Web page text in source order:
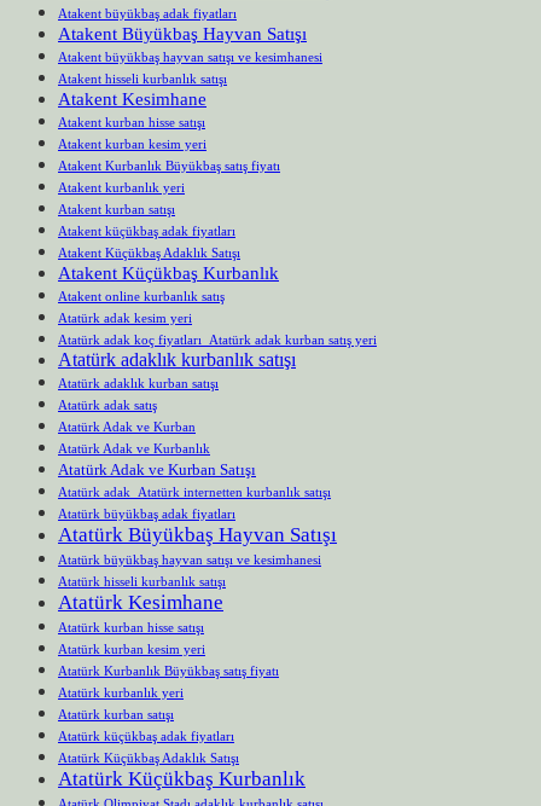
Atakent büyükbaş adak fiyatları
Atakent Büyükbaş Hayvan Satışı
Atakent büyükbaş hayvan satışı ve kesimhanesi
Atakent hisseli kurbanlık satışı
Atakent Kesimhane
Atakent kurban hisse satışı
Atakent kurban kesim yeri
Atakent Kurbanlık Büyükbaş satış fiyatı
Atakent kurbanlık yeri
Atakent kurban satışı
Atakent küçükbaş adak fiyatları
Atakent Küçükbaş Adaklık Satışı
Atakent Küçükbaş Kurbanlık
Atakent online kurbanlık satış
Atatürk adak kesim yeri
Atatürk adak koç fiyatları Atatürk adak kurban satış yeri
Atatürk adaklık kurbanlık satışı
Atatürk adaklık kurban satışı
Atatürk adak satış
Atatürk Adak ve Kurban
Atatürk Adak ve Kurbanlık
Atatürk Adak ve Kurban Satışı
Atatürk adak Atatürk internetten kurbanlık satışı
Atatürk büyükbaş adak fiyatları
Atatürk Büyükbaş Hayvan Satışı
Atatürk büyükbaş hayvan satışı ve kesimhanesi
Atatürk hisseli kurbanlık satışı
Atatürk Kesimhane
Atatürk kurban hisse satışı
Atatürk kurban kesim yeri
Atatürk Kurbanlık Büyükbaş satış fiyatı
Atatürk kurbanlık yeri
Atatürk kurban satışı
Atatürk küçükbaş adak fiyatları
Atatürk Küçükbaş Adaklık Satışı
Atatürk Küçükbaş Kurbanlık